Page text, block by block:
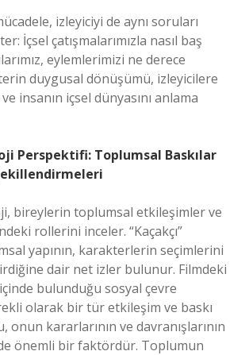
izleyiciyi de aynı soruları
İçsel çatışmalarımızla nasıl baş
eylemlerimizi ne derece
duygusal dönüşümü, izleyicilere
insanın içsel dünyasını anlama
Perspektifi: Toplumsal Baskılar
bireylerin toplumsal etkileşimler ve
rollerini inceler. “Kaçakçı”
yapının, karakterlerin seçimlerini
dair net izler bulunur. Filmdeki
bulunduğu sosyal çevre
olarak bir tür etkileşim ve baskı
onun kararlarının ve davranışlarının
önemli bir faktördür. Toplumun